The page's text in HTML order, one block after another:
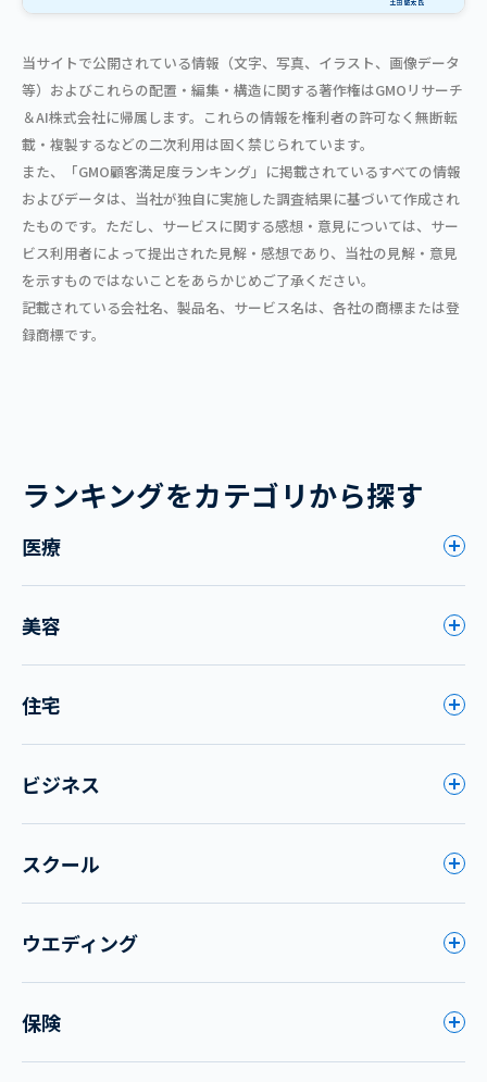
当サイトで公開されている情報（文字、写真、イラスト、画像データ
等）およびこれらの配置・編集・構造に関する著作権はGMOリサーチ
＆AI株式会社に帰属します。これらの情報を権利者の許可なく無断転
載・複製するなどの二次利用は固く禁じられています。
また、「GMO顧客満足度ランキング」に掲載されているすべての情報
およびデータは、当社が独自に実施した調査結果に基づいて作成され
たものです。ただし、サービスに関する感想・意見については、サー
ビス利用者によって提出された見解・感想であり、当社の見解・意見
を示すものではないことをあらかじめご了承ください。
記載されている会社名、製品名、サービス名は、各社の商標または登
録商標です。
ランキングをカテゴリから探す
医療
美容
住宅
ビジネス
スクール
ウエディング
保険